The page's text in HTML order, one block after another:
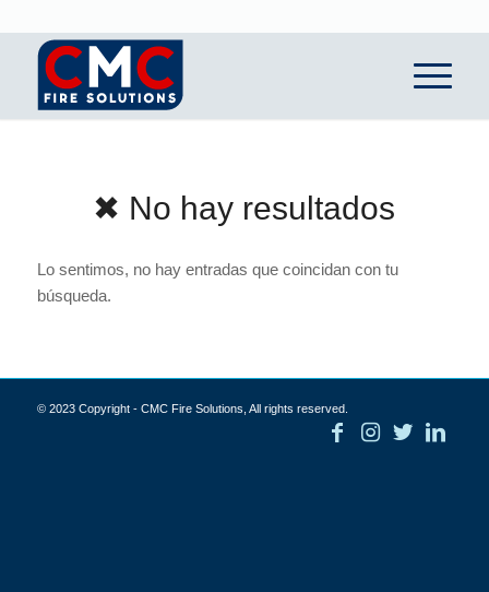
✖ No hay resultados
Lo sentimos, no hay entradas que coincidan con tu
búsqueda.
© 2023 Copyright - CMC Fire Solutions, All rights reserved.